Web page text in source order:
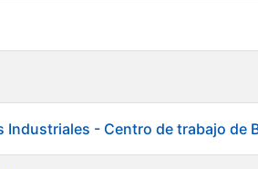
- Centro de trabajo de